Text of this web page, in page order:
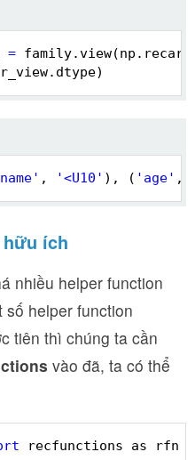
=
, '<U10' ), ( 'age' ,
ích
nhiều helper function
helper function
tiên thì chúng ta cần
vào đã, ta có thể
recfunctions as rfn